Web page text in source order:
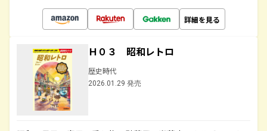
詳細を見る
Ｈ０３ 昭和レトロ
歴史時代
2026.01.29 発売